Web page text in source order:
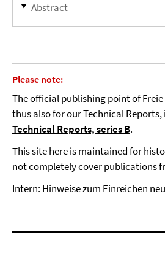
Abstract
Please note:
The official publishing point of
thus also for our Technical Reports,
Technical Reports, series B.
This site here is maintained for
not completely cover publications
Intern: Hinweise zum Einreichen